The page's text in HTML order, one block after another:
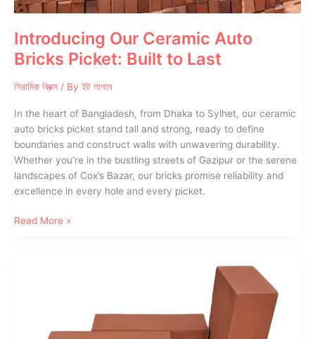
Introducing Our Ceramic Auto
Bricks Picket: Built to Last
সিরামিক ব্রিক্স / By ইট লাগবে
In the heart of Bangladesh, from Dhaka to Sylhet, our ceramic
auto bricks picket stand tall and strong, ready to define
boundaries and construct walls with unwavering durability.
Whether you’re in the bustling streets of Gazipur or the serene
landscapes of Cox’s Bazar, our bricks promise reliability and
excellence in every hole and every picket.
Introducing
Read More »